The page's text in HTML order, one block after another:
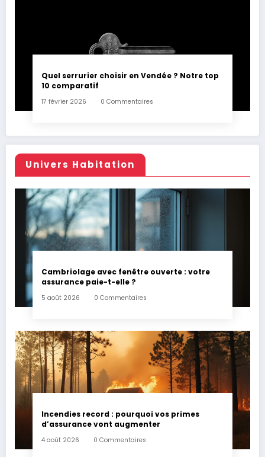
Quel serrurier choisir en Vendée ? Notre top
10 comparatif
17 février 2026 0 Commentaires
Univers Habitation
Cambriolage avec fenêtre ouverte : votre
assurance paie-t-elle ?
5 août 2026 0 Commentaires
Incendies record : pourquoi vos primes
d’assurance vont augmenter
4 août 2026 0 Commentaires